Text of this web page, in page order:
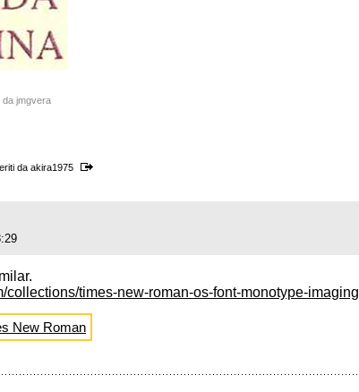
da jmgvera
da akira1975
collections/times-new-roman-os-font-monotype-imaging
New Roman